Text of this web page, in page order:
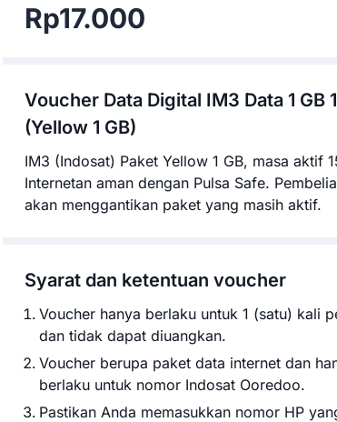
Rp17.000
Voucher Data Digital IM3 Data 1 GB
(Yellow 1 GB)
IM3 (Indosat) Paket Yellow 1 GB, masa aktif
Internetan aman dengan Pulsa Safe.
akan menggantikan paket yang masih aktif.
Syarat dan ketentuan voucher
Voucher hanya berlaku untuk 1 (satu) kali
dan tidak dapat diuangkan.
Voucher berupa paket data internet dan
berlaku untuk nomor Indosat Ooredoo.
Pastikan Anda memasukkan nomor HP